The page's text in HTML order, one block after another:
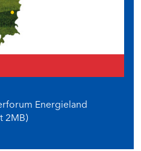
Energieland
2MB)